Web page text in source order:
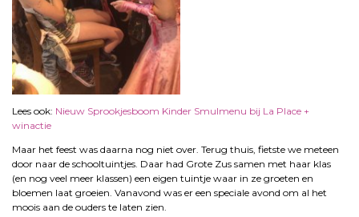
Lees ook: Nieuw Sprookjesboom Kinder Smulmenu bij La Place +
winactie
Maar het feest was daarna nog niet over. Terug thuis, fietste we meteen
door naar de schooltuintjes. Daar had Grote Zus samen met haar klas
(en nog veel meer klassen) een eigen tuintje waar in ze groeten en
bloemen laat groeien. Vanavond was er een speciale avond om al het
moois aan de ouders te laten zien.